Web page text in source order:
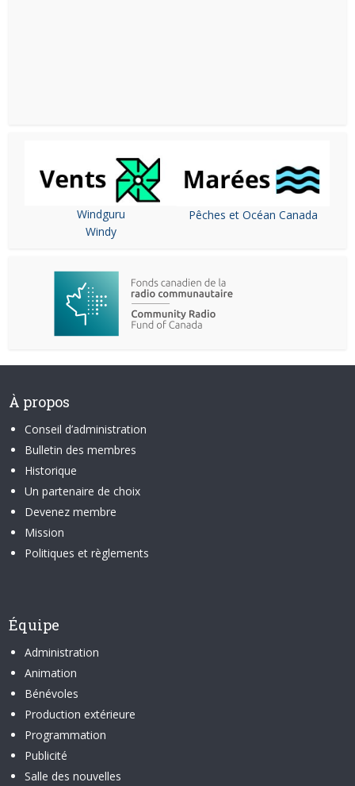
Windguru
Windy
Pêches et Océan Canada
À propos
Conseil d’administration
Bulletin des membres
Historique
Un partenaire de choix
Devenez membre
Mission
Politiques et règlements
Équipe
Administration
Animation
Bénévoles
Production extérieure
Programmation
Publicité
Salle des nouvelles